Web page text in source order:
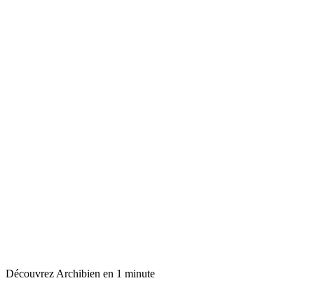
Découvrez Archibien en 1 minute